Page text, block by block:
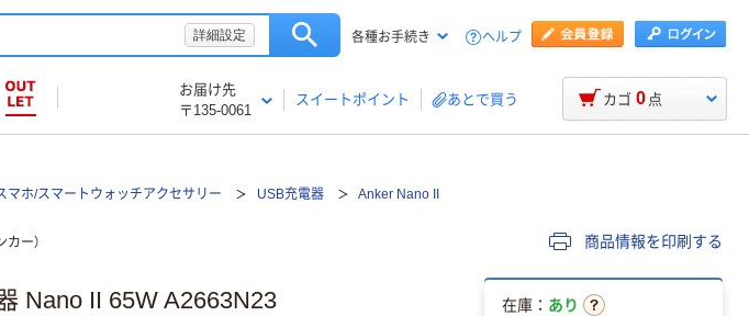
詳細設定 各種お手続き ヘルプ
お届け先
〒135-0061
スイートポイント あとで買う カゴ 0 点
マホ/スマートウォッチアクセサリー USB充電器 Anker Nano II
カー） 商品情報を印刷する
Nano II 65W A2663N23 在庫： あり